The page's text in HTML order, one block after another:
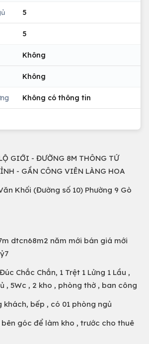
5
5
Không
Không
Không có thông tin
GIỚI - ĐƯỜNG 8M THÔNG TỨ
- GẦN CÔNG VIÊN LÀNG HOA
Khối (Đường số 10) Phường 9 Gò
dtcn68m2 năm mới bán giá mới
Chắc Chắn, 1 Trệt 1 Lửng 1 Lầu ,
, 5Wc , 2 kho , phòng thờ , ban công
khách, bếp , có 01 phòng ngủ
bên góc để làm kho , trước cho thuê